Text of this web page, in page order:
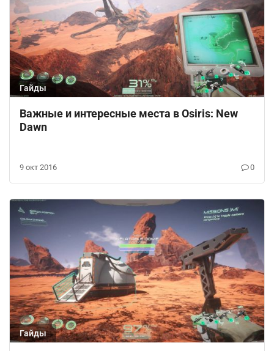
Гайды
Важные и интересные места в Osiris: New
Dawn
9 окт 2016 0
Гайды